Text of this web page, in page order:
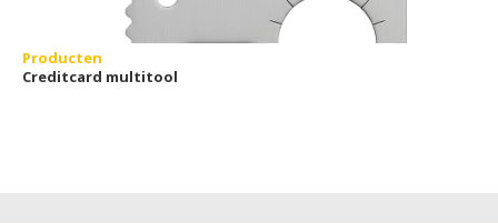
Producten
Creditcard multitool